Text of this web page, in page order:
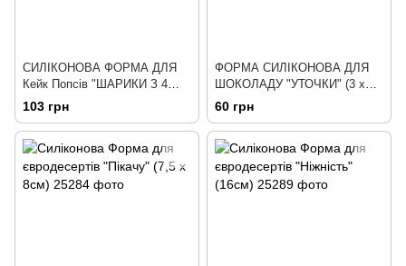
СИЛІКОНОВА ФОРМА ДЛЯ
Кейк Попсів "ШАРИКИ З 4
ШТ" (4,8см)
103 грн
ФОРМА СИЛІКОНОВА ДЛЯ
ШОКОЛАДУ "УТОЧКИ" (3 х
2,7 см)
60 грн